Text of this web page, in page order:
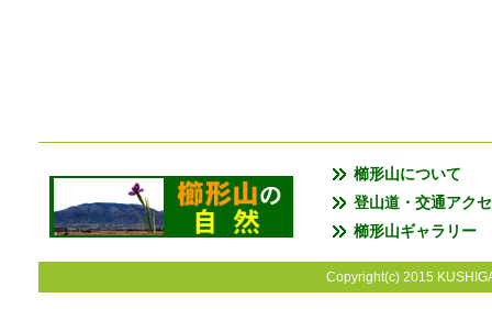
櫛形山について
登山道・交通アク
櫛形山ギャラリー
Copyright(c) 2015